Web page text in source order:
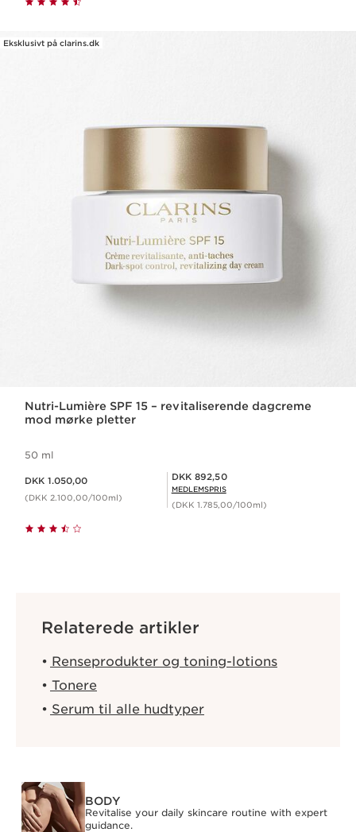
Eksklusivt på clarins.dk
Nutri-Lumière SPF 15 – revitaliserende dagcreme
mod mørke pletter
50 ml
DKK 1.050,00
(DKK 2.100,00/100ml)
Medlemspris DKK 892,50
DKK 892,50
MEDLEMSPRIS
(DKK 1.785,00/100ml)
Relaterede artikler
Renseprodukter og toning-lotions
Tonere
Serum til alle hudtyper
BODY
Revitalise your daily skincare routine with expert
guidance.